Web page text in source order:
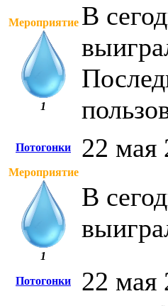
Мероприятие
1
В
Потогонки 22 мая
Мероприятие
1
В
Потогонки 22 мая